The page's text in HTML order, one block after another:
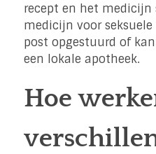
recept en het medicijn
medicijn voor
post opgestuurd of
een lokale apotheek.
Hoe